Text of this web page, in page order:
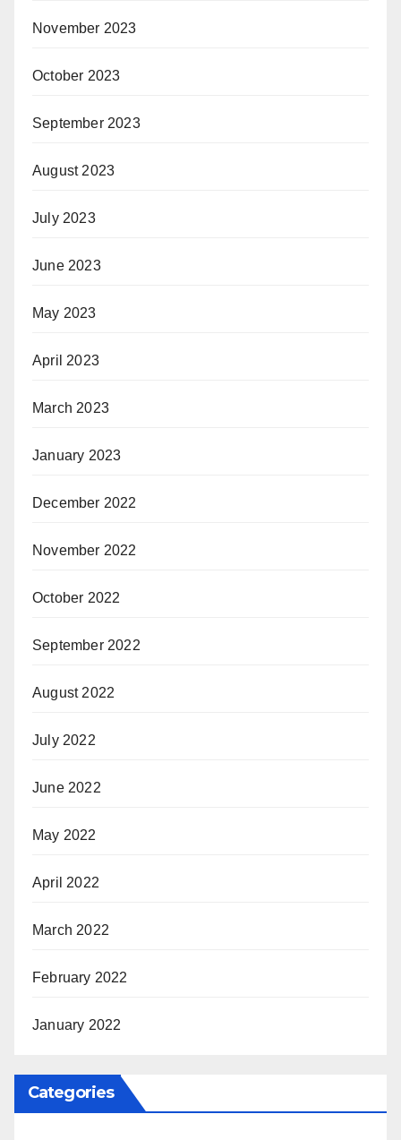
November 2023
October 2023
September 2023
August 2023
July 2023
June 2023
May 2023
April 2023
March 2023
January 2023
December 2022
November 2022
October 2022
September 2022
August 2022
July 2022
June 2022
May 2022
April 2022
March 2022
February 2022
January 2022
Categories